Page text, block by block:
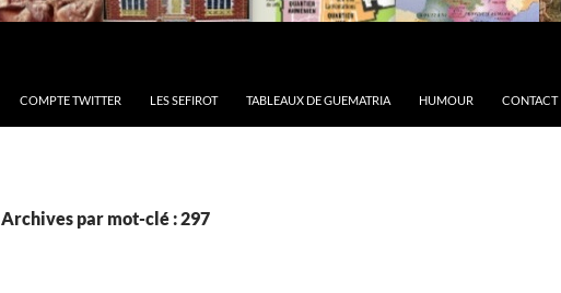
COMPTE TWITTER LES SEFIROT TABLEAUX DE GUEMATRIA HUMOUR CONTACT
Archives par mot-clé : 297